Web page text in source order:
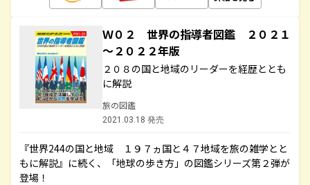
Ｗ０２ 世界の指導者図鑑 ２０２１
～２０２２年版
２０８の国と地域のリーダーを経歴ととも
に解説
旅の図鑑
2021.03.18 発売
『世界244の国と地域 １９７ヵ国と４７地域を旅の雑学とと
もに解説』に続く、「地球の歩き方」の図鑑シリーズ第２弾が
登場！